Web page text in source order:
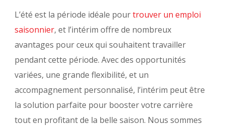
L’été est la période idéale pourtrouver un emploi
saisonnier, et l’intérim offre de nombreux
avantages pour ceux qui souhaitent travailler
pendant cette période. Avec des opportunités
variées, une grande flexibilité, et un
accompagnement personnalisé, l’intérim peut être
la solution parfaite pour booster votre carrière
tout en profitant de la belle saison. Nous sommes